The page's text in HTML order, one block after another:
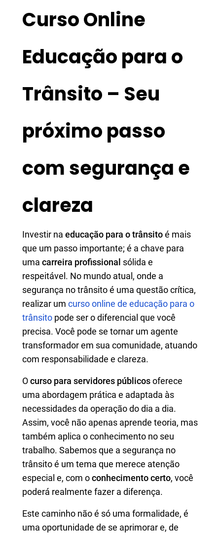
Curso Online
Educação para o
Trânsito – Seu
próximo passo
com segurança e
clareza
Investir na educação para o trânsitoé mais
que um passo importante; é a chave para
uma carreira profissional sólida e
respeitável. No mundo atual, onde a
segurança no trânsito é uma questão crítica,
realizar um curso online de educação para o
trânsito pode ser o diferencial que você
precisa. Você pode se tornar um agente
transformador em sua comunidade, atuando
com responsabilidade e clareza.
Ocurso para servidores públicosoferece
uma abordagem prática e adaptada às
necessidades da operação do dia a dia.
Assim, você não apenas aprende teoria, mas
também aplica o conhecimento no seu
trabalho. Sabemos que a segurança no
trânsito é um tema que merece atenção
especial e, com oconhecimento certo, você
poderá realmente fazer a diferença.
Este caminho não é só uma formalidade, é
uma oportunidade de se aprimorar e, de